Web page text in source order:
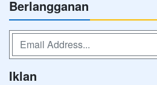
Berlangganan
Iklan